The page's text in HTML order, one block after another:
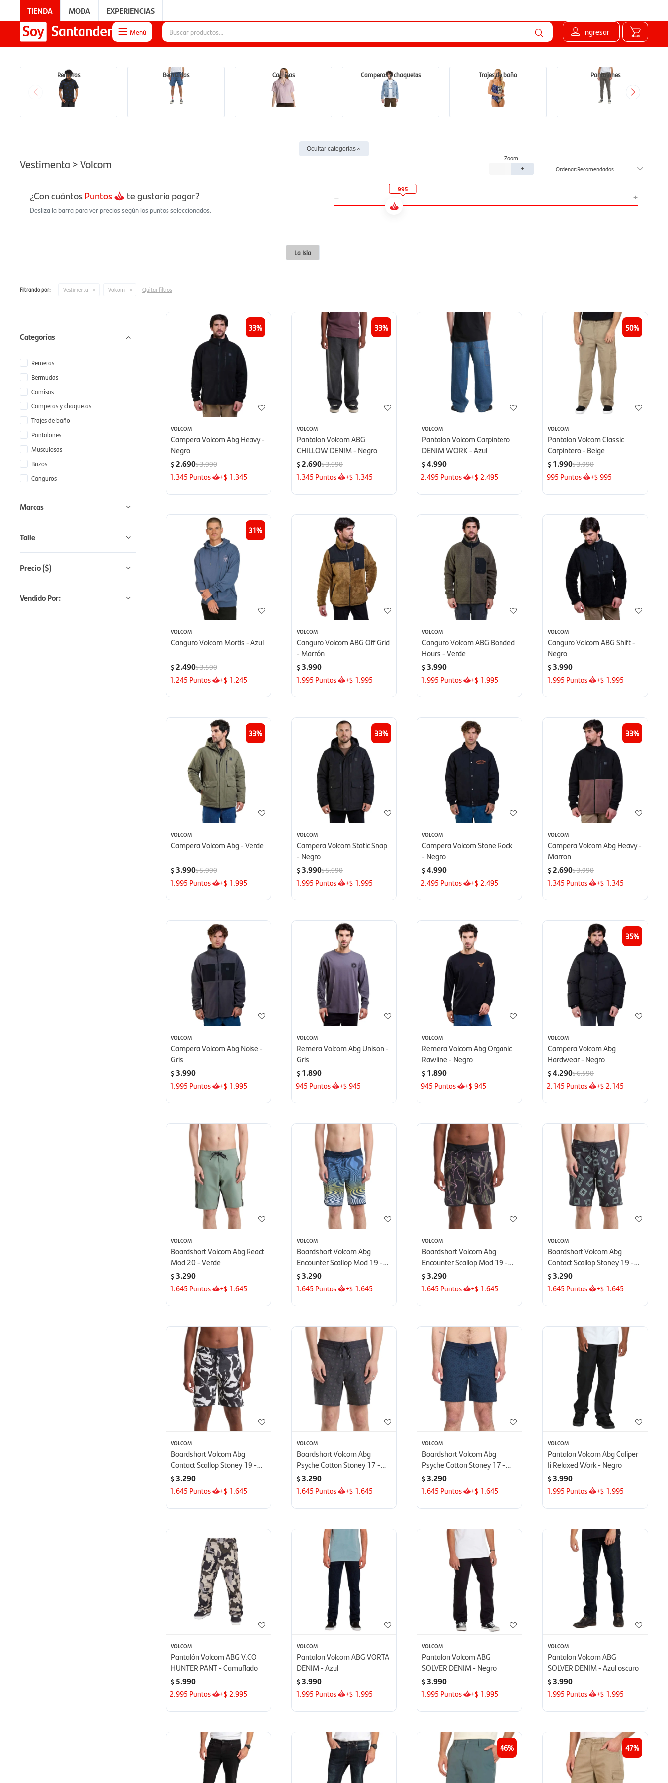
TIENDA MODA EXPERIENCIAS
 Menú Ingresar
Remeras Bermudas Camisas Camperas y chaquetas Trajes de baño Pantalones
Ocultar categorías
Vestimenta > Volcom - + Recomendados
¿Con cuántosPuntos te gustaría pagar?
Desliza la barra para ver precios según los puntos seleccionados.
- +
995
La Isla
Filtrando por: Vestimenta Volcom Quitar filtros
33
VOLCOM
Campera Volcom Abg Heavy -
Negro
$2.690$3.990
1.345 Puntos +$ 1.345
33
VOLCOM
Pantalon Volcom ABG
CHILLOW DENIM - Negro
$2.690$3.990
1.345 Puntos +$ 1.345
VOLCOM
Pantalon Volcom Carpintero
DENIM WORK - Azul
$4.990
2.495 Puntos +$ 2.495
50
VOLCOM
Pantalon Volcom Classic
Carpintero - Beige
$ 1.990$3.990
995 Puntos +$ 995
31
VOLCOM
Canguro Volcom Mortis - Azul
$2.490$3.590
1.245 Puntos +$ 1.245
VOLCOM
Canguro Volcom ABG Off Grid
- Marrón
$ 3.990
1.995 Puntos +$ 1.995
VOLCOM
Canguro Volcom ABG Bonded
Hours - Verde
$ 3.990
1.995 Puntos +$ 1.995
VOLCOM
Canguro Volcom ABG Shift -
Negro
$ 3.990
1.995 Puntos +$ 1.995
33
VOLCOM
Campera Volcom Abg - Verde
$ 3.990$5.990
1.995 Puntos +$ 1.995
33
VOLCOM
Campera Volcom Static Snap
- Negro
$ 3.990$5.990
1.995 Puntos +$ 1.995
VOLCOM
Campera Volcom Stone Rock
- Negro
$4.990
2.495 Puntos +$ 2.495
33
VOLCOM
Campera Volcom Abg Heavy -
Marron
$2.690$3.990
1.345 Puntos +$ 1.345
VOLCOM
Campera Volcom Abg Noise -
Gris
$ 3.990
1.995 Puntos +$ 1.995
VOLCOM
Remera Volcom Abg Unison -
Gris
$ 1.890
945 Puntos +$ 945
VOLCOM
Remera Volcom Abg Organic
Rawline - Negro
$ 1.890
945 Puntos +$ 945
35
VOLCOM
Campera Volcom Abg
Hardwear - Negro
$4.290$6.590
2.145 Puntos +$ 2.145
VOLCOM
Boardshort Volcom Abg React
Mod 20 - Verde
$ 3.290
1.645 Puntos +$ 1.645
VOLCOM
Boardshort Volcom Abg
Encounter Scallop Mod 19 -
Azul
$ 3.290
1.645 Puntos +$ 1.645
VOLCOM
Boardshort Volcom Abg
Encounter Scallop Mod 19 -
Negro
$ 3.290
1.645 Puntos +$ 1.645
VOLCOM
Boardshort Volcom Abg
Contact Scallop Stoney 19 -
Negro
$ 3.290
1.645 Puntos +$ 1.645
VOLCOM
Boardshort Volcom Abg
Contact Scallop Stoney 19 -
Multicolor
$ 3.290
1.645 Puntos +$ 1.645
VOLCOM
Boardshort Volcom Abg
Psyche Cotton Stoney 17 -
Gris
$ 3.290
1.645 Puntos +$ 1.645
VOLCOM
Boardshort Volcom Abg
Psyche Cotton Stoney 17 -
Azul
$ 3.290
1.645 Puntos +$ 1.645
VOLCOM
Pantalon Volcom Abg Caliper
Ii Relaxed Work - Negro
$ 3.990
1.995 Puntos +$ 1.995
VOLCOM
Pantalón Volcom ABG V.CO
HUNTER PANT - Camuflado
$ 5.990
2.995 Puntos +$ 2.995
VOLCOM
Pantalon Volcom ABG VORTA
DENIM - Azul
$ 3.990
1.995 Puntos +$ 1.995
VOLCOM
Pantalon Volcom ABG
SOLVER DENIM - Negro
$ 3.990
1.995 Puntos +$ 1.995
VOLCOM
Pantalon Volcom ABG
SOLVER DENIM - Azul oscuro
$ 3.990
1.995 Puntos +$ 1.995
46 47
Categorías
Remeras
Bermudas
Camisas
Camperas y chaquetas
Trajes de baño
Pantalones
Musculosas
Buzos
Canguros
Marcas
Talle
Precio($)
Vendido Por: